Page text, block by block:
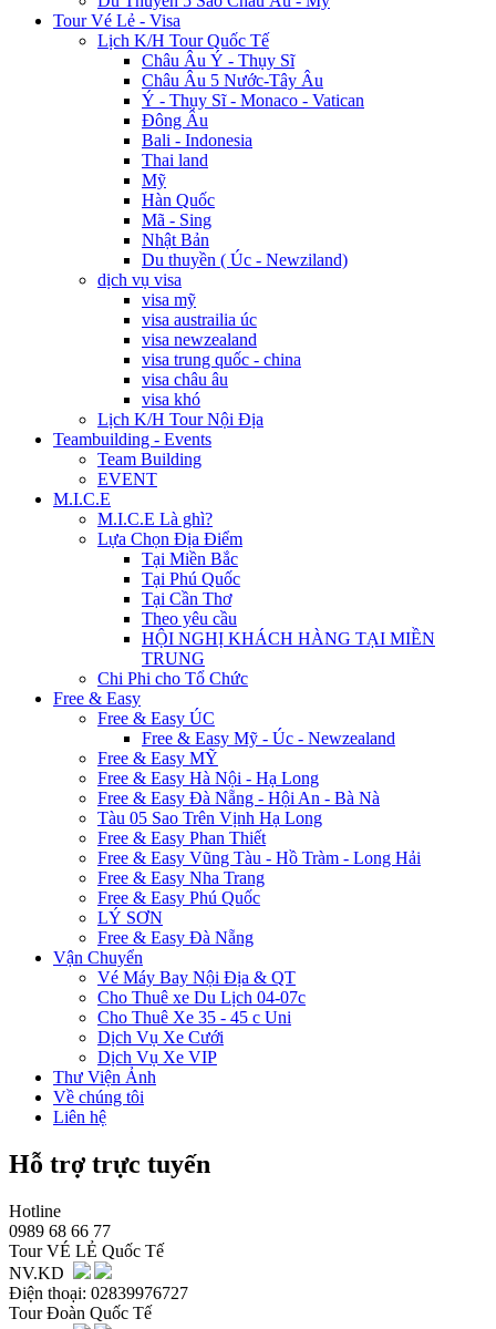
Tour Vé Lẻ - Visa
Lịch K/H Tour Quốc Tế
Châu Âu Ý - Thụy Sĩ
Châu Âu 5 Nước-Tây Âu
Ý - Thụy Sĩ - Monaco - Vatican
Đông Âu
Bali - Indonesia
Thai land
Mỹ
Hàn Quốc
Mã - Sing
Nhật Bản
Du thuyền ( Úc - Newziland)
dịch vụ visa
visa mỹ
visa austrailia úc
visa newzealand
visa trung quốc - china
visa châu âu
visa khó
Lịch K/H Tour Nội Địa
Teambuilding - Events
Team Building
EVENT
M.I.C.E
M.I.C.E Là ghì?
Lựa Chọn Địa Điểm
Tại Miền Bắc
Tại Phú Quốc
Tại Cần Thơ
Theo yêu cầu
HỘI NGHỊ KHÁCH HÀNG TẠI MIỀN
TRUNG
Chi Phi cho Tổ Chức
Free & Easy
Free & Easy ÚC
Free & Easy Mỹ - Úc - Newzealand
Free & Easy MỸ
Free & Easy Hà Nội - Hạ Long
Free & Easy Đà Nẵng - Hội An - Bà Nà
Tàu 05 Sao Trên Vịnh Hạ Long
Free & Easy Phan Thiết
Free & Easy Vũng Tàu - Hồ Tràm - Long Hải
Free & Easy Nha Trang
Free & Easy Phú Quốc
LÝ SƠN
Free & Easy Đà Nẵng
Vận Chuyển
Vé Máy Bay Nội Địa & QT
Cho Thuê xe Du Lịch 04-07c
Cho Thuê Xe 35 - 45 c Uni
Dịch Vụ Xe Cưới
Dịch Vụ Xe VIP
Thư Viện Ảnh
Về chúng tôi
Liên hệ
Hỗ trợ trực tuyến
Hotline
0989 68 66 77
Tour VÉ LẺ Quốc Tế
NV.KD
Điện thoại: 02839976727
Tour Đoàn Quốc Tế